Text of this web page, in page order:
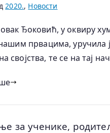
2020., Новости
Ђоковић, у оквиру
првацима, уручила
својства, те се на тај
за ученике,